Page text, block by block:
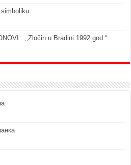
: ‚‚Zločin u Bradini 1992.god.“